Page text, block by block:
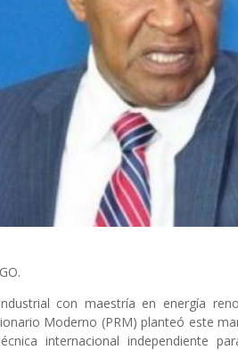
con maestría en energía
Moderno (PRM) planteó este
internacional independiente